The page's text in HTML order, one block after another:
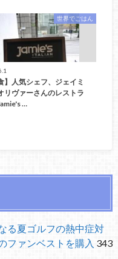
世界でごはん
】人気シェフ、ジェイミ
リヴァーさんのレストラ
…
る夏ゴルフの熱中症対
ファンベストを購入 343